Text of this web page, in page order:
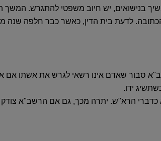
בנישואים‏,‏ יש חיוב משפטי להתגרש‏.‏ המשך
לדעת בית הדין‏,‏ כאשר כבר חלפה שנה
סבור שאדם אינו רשאי לגרש את אשתו אם
ידו‏.‏
כדברי הרא"ש‏.‏ יתרה מכך‏,‏ גם אם הרשב"א צודק